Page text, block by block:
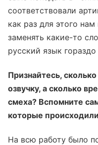
соответствовали
как раз для этого
заменять какие-то
русский язык
Признайтесь,
озвучку, а сколько
смеха? Вспомните
которые
На всю работу было